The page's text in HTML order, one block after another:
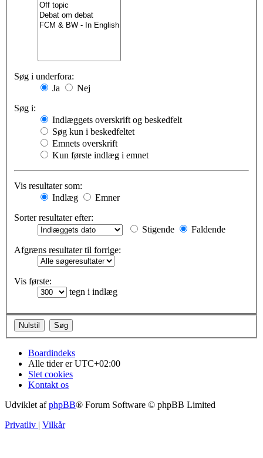
Søg i underfora:
Ja
Nej
Søg i:
Indlæggets overskrift og beskedfelt
Søg kun i beskedfeltet
Emnets overskrift
Kun første indlæg i emnet
Vis resultater som:
Indlæg
Emner
Sorter resultater efter:
Stigende
Faldende
Afgræns resultater til forrige:
Vis første:
tegn i indlæg
Boardindeks
Alle tider erUTC+02:00
Slet cookies
Kontakt os
Udviklet afphpBB® Forum Software © phpBB Limited
Privatliv | Vilkår